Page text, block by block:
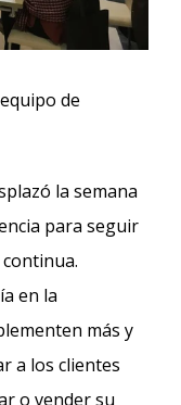
de
la semana
para seguir
en la
más y
a los clientes
o vender su